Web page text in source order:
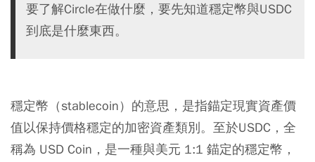
要了解Circle在做什麼，要先知道穩定幣與USDC
到底是什麼東西。
穩定幣（stablecoin）的意思，是指錨定現實資產價
值以保持價格穩定的加密資產類別。至於USDC，全
稱為 USD Coin，是一種與美元 1:1 錨定的穩定幣，